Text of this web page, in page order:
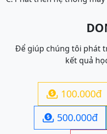
Để giúp chúng tôi phát
kết quả
 100.000đ
 500.000đ